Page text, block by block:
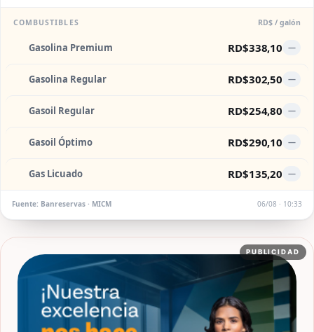
COMBUSTIBLES RD$ / galón
Gasolina Premium RD$338,10 —
Gasolina Regular RD$302,50 —
Gasoil Regular RD$254,80 —
Gasoil Óptimo RD$290,10 —
Gas Licuado RD$135,20 —
Fuente: Banreservas · MICM 06/08 · 10:33
PUBLICIDAD